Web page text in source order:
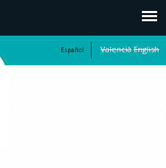
Español Valencià English